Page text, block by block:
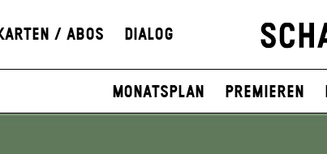
Karten / Abos Dialog
Monatsplan Premieren